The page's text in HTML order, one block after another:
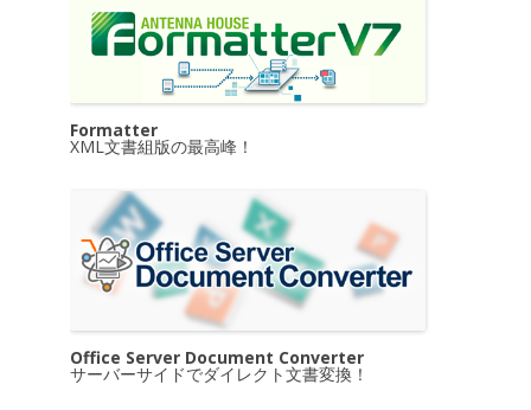
Formatter
XML文書組版の最高峰！
Office Server Document Converter
サーバーサイドでダイレクト文書変換！